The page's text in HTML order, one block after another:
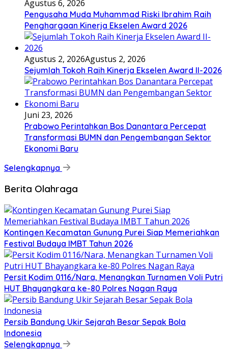
Agustus 6, 2026
Pengusaha Muda Muhammad Riski Ibrahim Raih
Penghargaan Kinerja Ekselen Award 2026
Agustus 2, 2026Agustus 2, 2026
Sejumlah Tokoh Raih Kinerja Ekselen Award II-2026
Juni 23, 2026
Prabowo Perintahkan Bos Danantara Percepat
Transformasi BUMN dan Pengembangan Sektor
Ekonomi Baru
Selengkapnya
Berita Olahraga
Kontingen Kecamatan Gunung Purei Siap Memeriahkan
Festival Budaya IMBT Tahun 2026
Persit Kodim 0116/Nara, Menangkan Turnamen Voli Putri
HUT Bhayangkara ke-80 Polres Nagan Raya
Persib Bandung Ukir Sejarah Besar Sepak Bola
Indonesia
Selengkapnya